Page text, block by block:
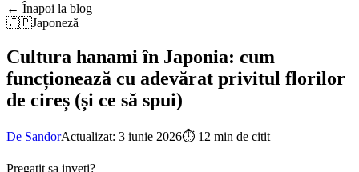
← Înapoi la blog
🇯🇵Japoneză
Cultura hanami în Japonia: cum
funcționează cu adevărat privitul florilor
de cireș (și ce să spui)
De SandorActualizat: 3 iunie 2026⏱ 12 min de citit
Pregatit sa inveti?